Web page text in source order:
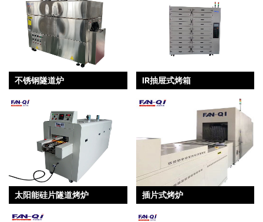
不锈钢隧道炉 IR抽屉式烤箱
太阳能硅片隧道烤炉 插片式烤炉